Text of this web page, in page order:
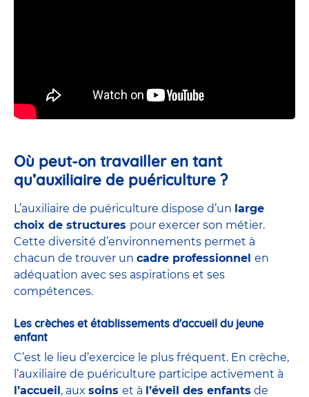
Où peut-on travailler en tant
qu’auxiliaire de puériculture ?
L’auxiliaire de puériculture dispose d’un large
choix de structures pour exercer son métier.
Cette diversité d’environnements permet à
chacun de trouver un cadre professionnel en
adéquation avec ses aspirations et ses
compétences.
Les crèches et établissements d'accueil du jeune
enfant
C’est le lieu d’exercice le plus fréquent. En crèche,
l’auxiliaire de puériculture participe activement à
l’accueil , aux soins et à l’éveil des enfants de